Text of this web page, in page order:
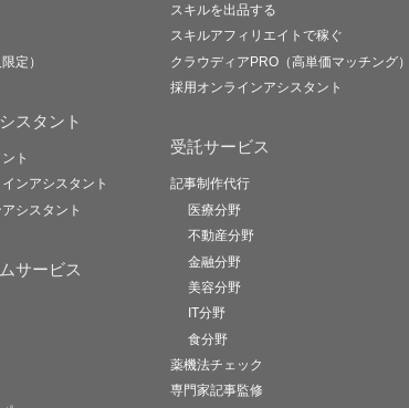
定）
スタント
ト
ンアシスタント
シスタント
サービス
スキルを出品する
スキルアフィリエイトで稼ぐ
クラウディアPRO（高単価マッチング）
採用オンラインアシスタント
受託サービス
記事制作代行
医療分野
不動産分野
金融分野
美容分野
IT分野
食分野
薬機法チェック
専門家記事監修